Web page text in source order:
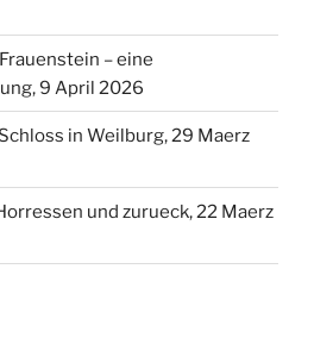
– eine
9 April 2026
in Weilburg, 29 Maerz
und zurueck, 22 Maerz